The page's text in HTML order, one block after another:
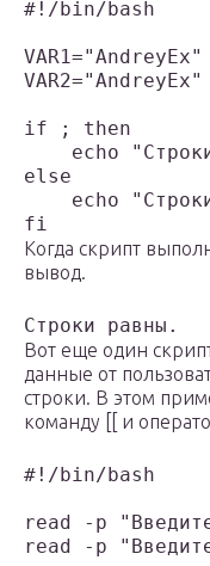
#!/bin/bash
VAR1="AndreyEx"
VAR2="AndreyEx"
if ; then
echo
else
echo
fi
Когда скрипт
вывод.
Строки равны.
Вот еще один
данные от
строки. В этом
команду [[ и
#!/bin/bash
read -p
read -p